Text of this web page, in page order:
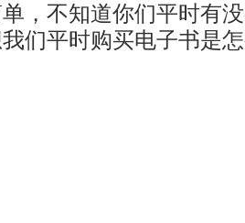
，不知道你们平时有
们平时购买电子书是